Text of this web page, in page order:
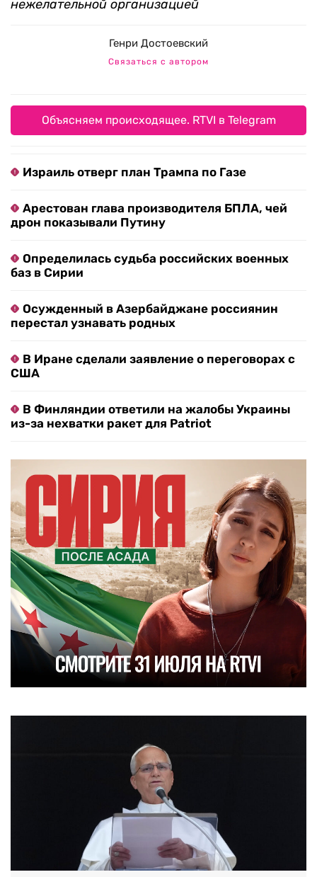
нежелательной организацией
Генри Достоевский
Связаться с автором
Объясняем происходящее. RTVI в Telegram
Израиль отверг план Трампа по Газе
Арестован глава производителя БПЛА, чей
дрон показывали Путину
Определилась судьба российских военных
баз в Сирии
Осужденный в Азербайджане россиянин
перестал узнавать родных
В Иране сделали заявление о переговорах с
США
В Финляндии ответили на жалобы Украины
из-за нехватки ракет для Patriot